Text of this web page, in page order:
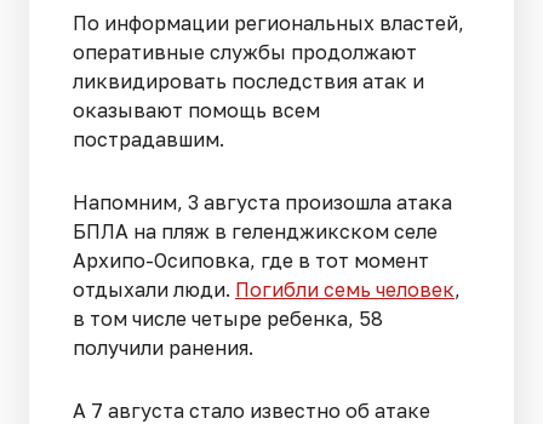
По информации региональных властей,
оперативные службы продолжают
ликвидировать последствия атак и
оказывают помощь всем
пострадавшим.
Напомним, 3 августа произошла атака
БПЛА на пляж в геленджикском селе
Архипо-Осиповка, где в тот момент
отдыхали люди. Погибли семь человек,
в том числе четыре ребенка, 58
получили ранения.
А 7 августа стало известно об атаке